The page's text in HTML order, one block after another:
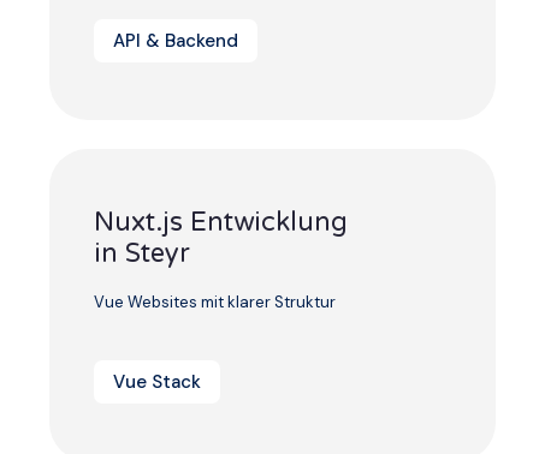
API & Backend
Nuxt.js Entwicklung
in Steyr
Vue Websites mit klarer Struktur
Vue Stack